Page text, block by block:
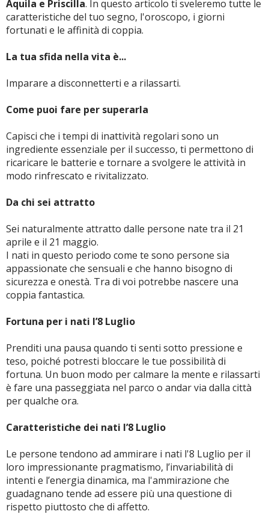
Aquila e Priscilla. In questo articolo ti sveleremo tutte le
caratteristiche del tuo segno, l'oroscopo, i giorni
fortunati e le affinità di coppia.
La tua sfida nella vita è...
Imparare a disconnetterti e a rilassarti.
Come puoi fare per superarla
Capisci che i tempi di inattività regolari sono un
ingrediente essenziale per il successo, ti permettono di
ricaricare le batterie e tornare a svolgere le attività in
modo rinfrescato e rivitalizzato.
Da chi sei attratto
Sei naturalmente attratto dalle persone nate tra il 21
aprile e il 21 maggio.
I nati in questo periodo come te sono persone sia
appassionate che sensuali e che hanno bisogno di
sicurezza e onestà. Tra di voi potrebbe nascere una
coppia fantastica.
Fortuna per i nati l’8 Luglio
Prenditi una pausa quando ti senti sotto pressione e
teso, poiché potresti bloccare le tue possibilità di
fortuna. Un buon modo per calmare la mente e rilassarti
è fare una passeggiata nel parco o andar via dalla città
per qualche ora.
Caratteristiche dei nati l’8 Luglio
Le persone tendono ad ammirare i nati l'8 Luglio per il
loro impressionante pragmatismo, l’invariabilità di
intenti e l’energia dinamica, ma l'ammirazione che
guadagnano tende ad essere più una questione di
rispetto piuttosto che di affetto.